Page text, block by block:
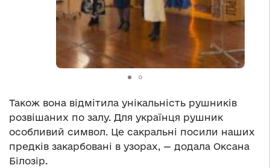
Також вона відмітила унікальність рушників
розвішаних по залу. Для українця рушник
особливий символ. Це сакральні посили наших
предків закарбовані в узорах, — додала Оксана
Білозір.